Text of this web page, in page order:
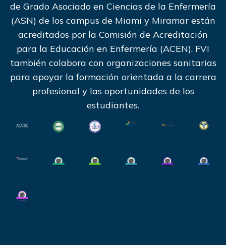
de Grado Asociado en Ciencias de la Enfermería
(ASN) de los campus de Miami y Miramar están
acreditados por la Comisión de Acreditación
para la Educación en Enfermería (ACEN). FVI
también colabora con organizaciones sanitarias
para apoyar la formación orientada a la carrera
profesional y las oportunidades de los
estudiantes.